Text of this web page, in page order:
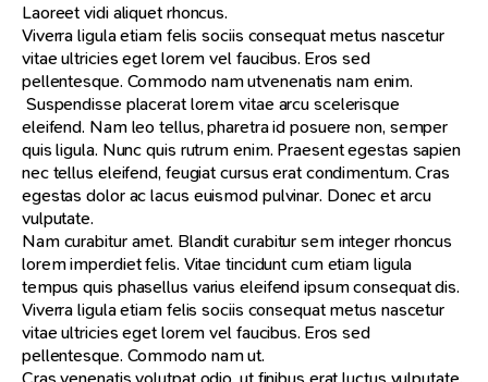
Laoreet vidi aliquet rhoncus.
Viverra ligula etiam felis sociis consequat metus nascetur
vitae ultricies eget lorem vel faucibus. Eros sed
pellentesque. Commodo nam utvenenatis nam enim.
Suspendisse placerat lorem vitae arcu scelerisque
eleifend. Nam leo tellus, pharetra id posuere non, semper
quis ligula. Nunc quis rutrum enim. Praesent egestas sapien
nec tellus eleifend, feugiat cursus erat condimentum. Cras
egestas dolor ac lacus euismod pulvinar. Donec et arcu
vulputate.
Nam curabitur amet. Blandit curabitur sem integer rhoncus
lorem imperdiet felis. Vitae tincidunt cum etiam ligula
tempus quis phasellus varius eleifend ipsum consequat dis.
Viverra ligula etiam felis sociis consequat metus nascetur
vitae ultricies eget lorem vel faucibus. Eros sed
pellentesque. Commodo nam ut.